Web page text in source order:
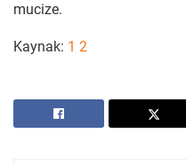
mucize.
Kaynak: 1 2